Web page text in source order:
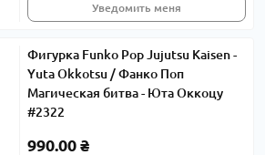
Уведомить меня
Фигурка Funko Pop Jujutsu Kaisen -
Yuta Okkotsu / Фанко Поп
Магическая битва - Юта Оккоцу
#2322
990.00 ₴